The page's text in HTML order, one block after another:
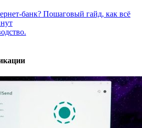
банк? Пошаговый гайд, как всё